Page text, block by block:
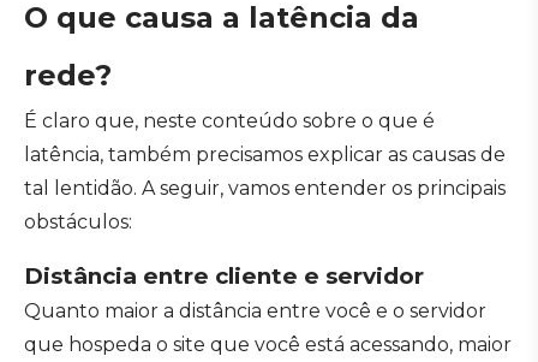
O que causa a latência da
rede?
É claro que, neste conteúdo sobre o que é
latência, também precisamos explicar as causas de
tal lentidão. A seguir, vamos entender os principais
obstáculos:
Distância entre cliente e servidor
Quanto maior a distância entre você e o servidor
que hospeda o site que você está acessando, maior